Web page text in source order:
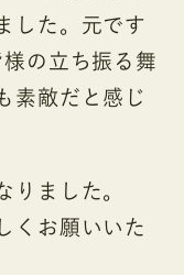
した。元です
の立ち振る舞
素敵だと感じ
りました。
くお願いいた